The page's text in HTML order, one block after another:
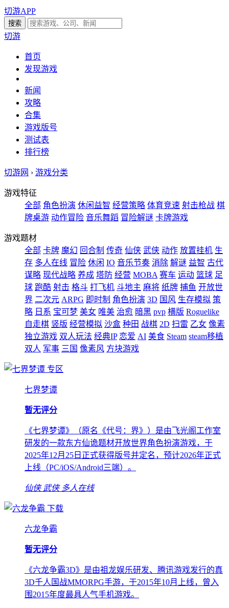
切游APP
切游
首页
发现游戏
新闻
攻略
合集
游戏版号
测试表
排行榜
切游网 › 游戏分类
游戏特征
全部 角色扮演 休闲益智 经营策略 体育竞速 射击枪战 棋
牌桌游 动作冒险 音乐舞蹈 冒险解谜 卡牌游戏
游戏题材
全部 卡牌 魔幻 回合制 传奇 仙侠 武侠 动作 放置挂机 生
存 多人在线 冒险 休闲 IO 音乐节奏 消除 解谜 益智 古代
谋略 现代战略 养成 塔防 经营 MOBA 赛车 运动 篮球 足
球 跑酷 射击 格斗 打飞机 斗地主 麻将 纸牌 捕鱼 开放世
界 二次元 ARPG 即时制 角色扮演 3D 国风 生存模拟 策
略 日系 宝可梦 美女 唯美 治愈 暗黑 pvp 横版 Roguelike
自走棋 竖版 经营模拟 沙盒 种田 战棋 2D 扫雷 乙女 像素
独立游戏 双人玩法 经典IP 恋爱 AI 美食 Steam steam移植
双人 军事 三国 像素风 方块游戏
专区
七界梦谭
暂无评分
《七界梦谭》（原名《代号：界》）是由飞光阁工作室
研发的一款东方仙诡题材开放世界角色扮演游戏，于
2025年12月25日正式获得版号并定名，预计2026年正式
上线（PC/iOS/Android三端）。
仙侠 武侠 多人在线
下载
六龙争霸
暂无评分
《六龙争霸3D》是由祖龙娱乐研发、腾讯游戏发行的真
3D千人国战MMORPG手游，于2015年10月上线，曾入
围2015年度最具人气手机游戏。